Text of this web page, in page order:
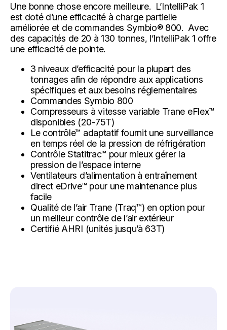
Une bonne chose encore meilleure. L’IntelliPak 1
est doté d’une efficacité à charge partielle
améliorée et de commandes Symbio® 800. Avec
des capacités de 20 à 130 tonnes, l’IntelliPak 1 offre
une efficacité de pointe.
3 niveaux d’efficacité pour la plupart des
tonnages afin de répondre aux applications
spécifiques et aux besoins réglementaires
Commandes Symbio 800
Compresseurs à vitesse variable Trane eFlex™
disponibles (20-75T)
Le contrôle™ adaptatif fournit une surveillance
en temps réel de la pression de réfrigération
Contrôle Statitrac™ pour mieux gérer la
pression de l’espace interne
Ventilateurs d’alimentation à entraînement
direct eDrive™ pour une maintenance plus
facile
Qualité de l’air Trane (Traq™) en option pour
un meilleur contrôle de l’air extérieur
Certifié AHRI (unités jusqu’à 63T)